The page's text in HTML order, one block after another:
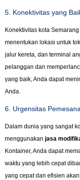
5. Konektivitas yang
Konektivitas kota
menentukan lokasi untuk
jalur kereta, dan terminal
pelanggan dan
yang baik, Anda dapat
Anda.
6. Urgensitas
Dalam dunia yang sangat
menggunakan jasa
Kontainer, Anda dapat
waktu yang lebih cepat
yang cepat dan efisien